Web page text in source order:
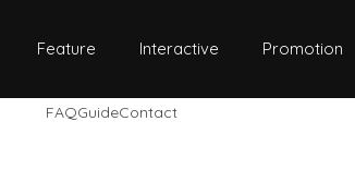
Feature Interactive Promotion
FAQGuideContact